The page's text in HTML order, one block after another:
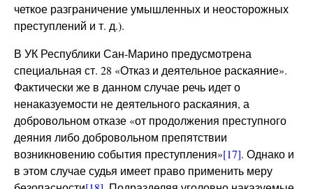
четкое разграничение умышленных и неосторожных
преступлений и т. д.).
В УК Республики Сан-Марино предусмотрена
специальная ст. 28 «Отказ и деятельное раскаяние».
Фактически же в данном случае речь идет о
ненаказуемости не деятельного раскаяния, а
добровольном отказе «от продолжения преступного
деяния либо добровольном препятствии
возникновению события преступления»[17]. Однако и
в этом случае судья имеет право применить меру